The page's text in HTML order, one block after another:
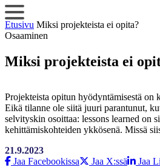
Siirry
sisältöön
Etusivu Miksi projekteista ei opita?
Osaaminen
Miksi projekteista ei
Projekteista opitun hyödyntämisestä
Eikä tilanne ole siitä juuri parantunut,
selvityskin osoittaa: lessons learned on
kehittämiskohteiden ykkösenä. Missä
21.9.2023
Jaa Facebookissa
Jaa X:ssä Jaa